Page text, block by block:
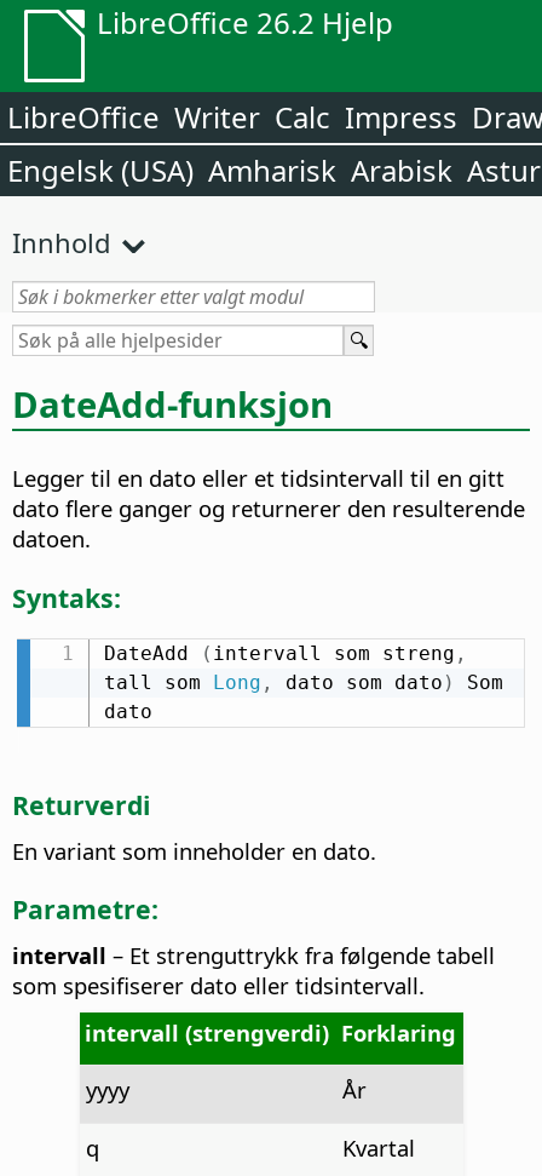
LibreOffice 26.2 Hjelp
LibreOffice Writer Calc Impress
Engelsk (USA) Amharisk Arabisk
Innhold
DateAdd-funksjon
Legger til en dato eller et tidsintervall til en gitt
dato flere ganger og returnerer den resulterende
datoen.
Syntaks:
DateAdd ( intervall som streng ,
tall som Long , dato som dato )
Som
dato
Returverdi
En variant som inneholder en dato.
Parametre:
intervall – Et strenguttrykk fra følgende tabell
som spesifiserer dato eller tidsintervall.
intervall (strengverdi) Forklaring
yyyy
År
q
Kvartal